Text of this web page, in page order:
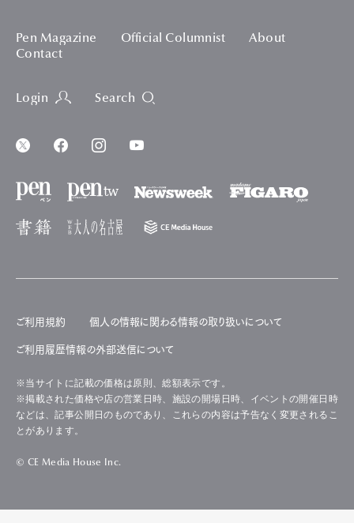
Pen Magazine Official Columnist
About
Contact
Login Search
ご利用規約 個人の情報に関わる情報の取り扱いについて
ご利用履歴情報の外部送信について
※当サイトに記載の価格は原則、総額表示です。
※掲載された価格や店の営業日時、施設の開場日時、イベントの開催日時
などは、記事公開日のものであり、これらの内容は予告なく変更されるこ
とがあります。
© CE Media House Inc.